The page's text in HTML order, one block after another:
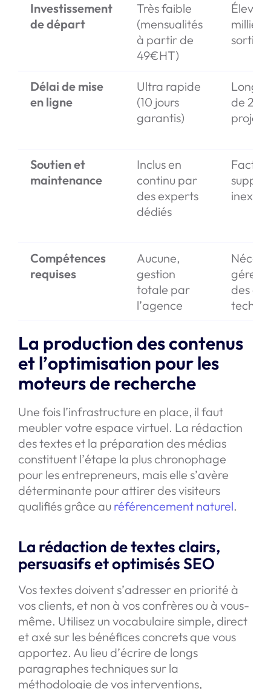
Investissement
de départ
Très faible
(mensualités
à partir de
49€HT)
Élevé
milliers
sortir)
Délai de mise
en ligne
Ultra rapide
(10 jours
garantis)
Long
de 2 à
projet)
Soutien et
maintenance
Inclus en
continu par
des experts
dédiés
Compétences
requises
Aucune,
gestion
totale par
l’agence
gérer
des
La production des contenus
et l’optimisation pour les
moteurs de recherche
Une fois l’infrastructure en place, il faut
meubler votre espace virtuel. La rédaction
des textes et la préparation des médias
constituent l’étape la plus chronophage
pour les entrepreneurs, mais elle s’avère
déterminante pour attirer des visiteurs
qualifiés grâce au référencement naturel.
La rédaction de textes clairs,
persuasifs et optimisés SEO
Vos textes doivent s’adresser en priorité à
vos clients, et non à vos confrères ou à vous-
même. Utilisez un vocabulaire simple, direct
et axé sur les bénéfices concrets que vous
apportez. Au lieu d’écrire de longs
paragraphes techniques sur la
méthodologie de vos interventions,